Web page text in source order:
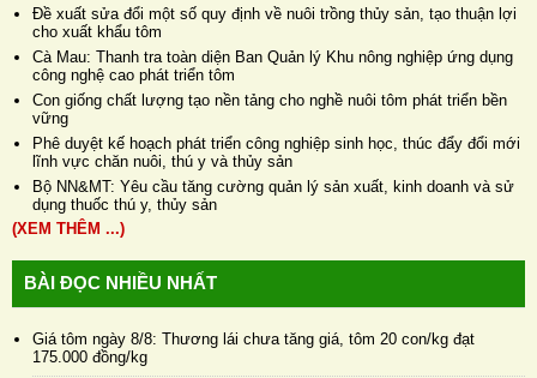
Đề xuất sửa đổi một số quy định về nuôi trồng thủy sản, tạo thuận lợi
cho xuất khẩu tôm
Cà Mau: Thanh tra toàn diện Ban Quản lý Khu nông nghiệp ứng dụng
công nghệ cao phát triển tôm
Con giống chất lượng tạo nền tảng cho nghề nuôi tôm phát triển bền
vững
Phê duyệt kế hoạch phát triển công nghiệp sinh học, thúc đẩy đổi mới
lĩnh vực chăn nuôi, thú y và thủy sản
Bộ NN&MT: Yêu cầu tăng cường quản lý sản xuất, kinh doanh và sử
dụng thuốc thú y, thủy sản
(XEM THÊM ...)
BÀI ĐỌC NHIỀU NHẤT
Giá tôm ngày 8/8: Thương lái chưa tăng giá, tôm 20 con/kg đạt
175.000 đồng/kg